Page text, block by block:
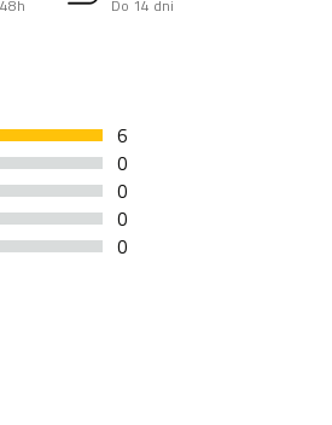
Do 14 dni
6
0
0
0
0